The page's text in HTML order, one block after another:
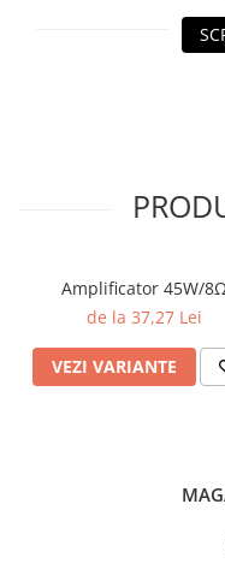
Amplificator 45W/
de la 37,27 Lei
VEZI VARIANTE